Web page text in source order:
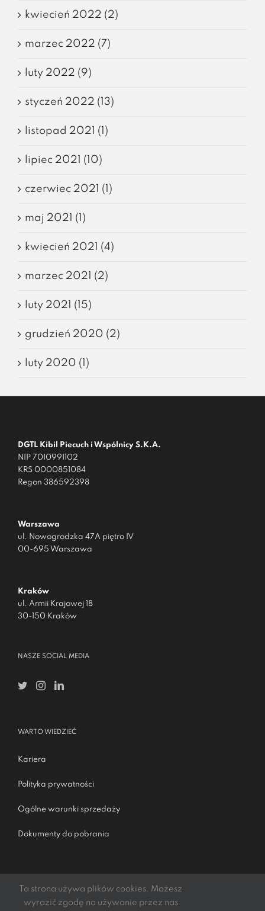
kwiecień 2022 (2)
marzec 2022 (7)
luty 2022 (9)
styczeń 2022 (13)
listopad 2021 (1)
lipiec 2021 (10)
czerwiec 2021 (1)
maj 2021 (1)
kwiecień 2021 (4)
marzec 2021 (2)
luty 2021 (15)
grudzień 2020 (2)
luty 2020 (1)
DGTL Kibil Piecuch i Wspólnicy S.K.A.
NIP 7010991102
KRS 0000851084
Regon 386592398
Warszawa
ul. Nowogrodzka 47A piętro IV
00-695 Warszawa
Kraków
ul. Armii Krajowej 18
30-150 Kraków
NASZE SOCIAL MEDIA
WARTO WIEDZIEĆ
Kariera
Polityka prywatności
Ogólne warunki sprzedaży
Dokumenty do pobrania
Ta strona używa plików cookies. Możesz
wyrazić zgodę na używanie przez nas